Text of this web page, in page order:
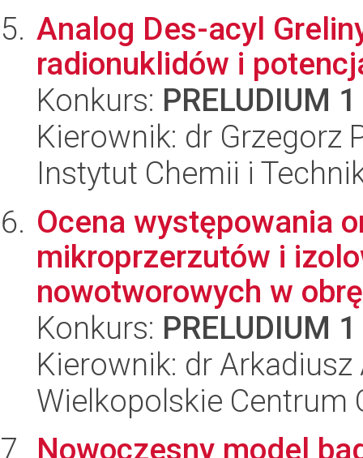
Analog Des-acyl
radionuklidów i
Konkurs: PRELUDIUM 1
Kierownik: dr Grzegorz
Instytut Chemii i
Ocena występowania
mikroprzerzutów i
nowotworowych w
Konkurs: PRELUDIUM 1
Kierownik: dr Arkadiusz
Wielkopolskie Centrum
Nowoczesny model